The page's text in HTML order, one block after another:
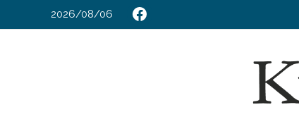
2026/08/06